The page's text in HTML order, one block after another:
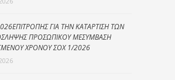
ΓΙΑ ΤΗΝ ΚΑΤΑΡΤΙΣΗ ΤΩΝ
ΠΡΟΣΩΠΙΚΟΥ ΜΕΣΥΜΒΑΣΗ
ΧΡΟΝΟΥ ΣΟΧ 1/2026